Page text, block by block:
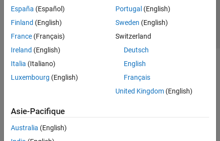
España (Español)
Finland (English)
France (Français)
Ireland (English)
Italia (Italiano)
Luxembourg (English)
Portugal (English)
Sweden (English)
Switzerland
Deutsch
English
Français
United Kingdom(English)
Asie-Pacifique
Australia (English)